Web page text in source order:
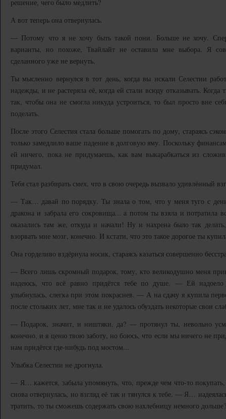
решение, чего было медлить?
А вот теперь она отвернулась.
— Потому что я не хочу быть такой пони. Больше не хочу.
варианты, но похоже, Твайлайт не оставила мне выбора. Я
сделанного уже не вернуть.
Ты мысленно вернулся в тот день, когда вы искали Селестии
надежды, и не растеряла её, когда ей стали всюду отказывать. Когда
так, чтобы она не смогла никуда устроиться, то был просто вне
поделать.
После этого Селестия стала больше помогать по дому, стараясь
только замедлило ваше падение в долговую яму. Поскольку
ей ничего, пока не придумаешь, как вам выкарабкаться из
придумал.
Тебя стал разбирать смех, что в свою очередь вызвало удивлённый
— Так… давай по порядку. Ты знала о том, что у меня туго с
дракона и забрала его сокровища... а потом ты взяла и
оказались там же, откуда и начали! Ну и нахрена было так
взорвать мне мозг, конечно. И кстати, что это такое дорогое ты
Она горделиво вздёрнула носик, стараясь казаться совершенно
— Всего лишь скромный подарок, тому, кто великодушно меня
надеюсь, что всё равно придётся тебе по душе. — Ей надоело
улыбнулась, слегка при этом покраснев. — А на сдачу я купила
после стольких лет, мне так и не удалось обуздать некоторые свои
— Подарок, значит, и ништяки, да? — протянул ты, невольно
конечно, и я ценю твою заботу, но боюсь, что если мы ничего не
нам придётся где-нибудь под мостом...
Улыбка Селестии не дрогнула.
— Я… кажется, забыла упомянуть, что, прежде чем что-то
снова отвернулась, но взгляд её так и тянулся к тебе. — Я…
тратить, то ты сможешь содержать свою нахлебницу немного